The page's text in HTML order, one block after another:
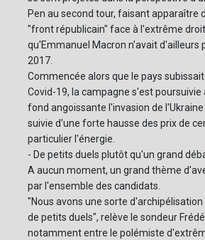
Pen au second tour, faisant apparaître
"front républicain" face à l'extrême
qu'Emmanuel Macron n'avait d'ailleurs
2017.
Commencée alors que le pays
Covid-19, la campagne s'est poursuivie
fond angoissante l'invasion de l'Ukraine
suivie d'une forte hausse des prix de
particulier l'énergie.
- De petits duels plutôt qu'un grand
A aucun moment, un grand thème
par l'ensemble des candidats.
"Nous avons une sorte
de petits duels", relève le sondeur
notamment entre le polémiste